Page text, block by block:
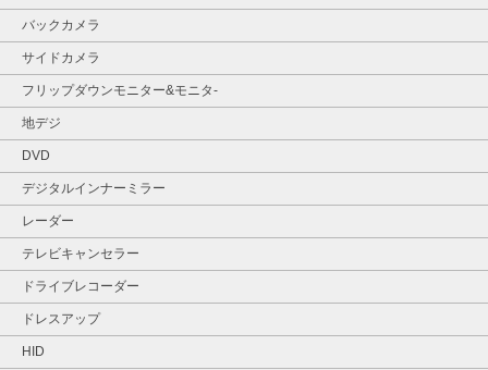
バックカメラ
サイドカメラ
フリップダウンモニター&モニタ‐
地デジ
DVD
デジタルインナーミラー
レーダー
テレビキャンセラー
ドライブレコーダー
ドレスアップ
HID